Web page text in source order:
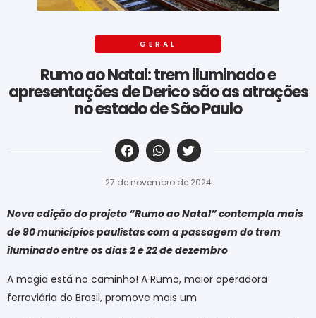
GERAL
Rumo ao Natal: trem iluminado e
apresentações de Derico são as atrações
no estado de São Paulo
‎ ‎ ‎ ‎ ‎ ‎ ‎ ‎ ‎ ‎ ‎ ‎ ‎ ‎ ‎ ‎ ‎ ‎ ‎ ‎ ‎ ‎ ‎ ‎ ‎ ‎ ‎ ‎ ‎ ‎ ‎
27 de novembro de 2024
Nova edição do projeto “Rumo ao Natal” contempla mais
de 90 municípios paulistas com a passagem do trem
iluminado entre os dias 2 e 22 de dezembro
A magia está no caminho! A Rumo, maior operadora
ferroviária do Brasil, promove mais um